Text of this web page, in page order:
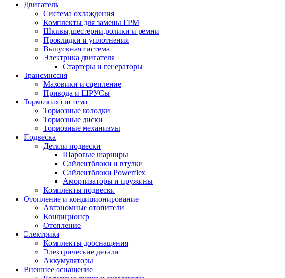
Двигатель
Система охлаждения
Комплекты для замены ГРМ
Шкивы,шестерни,ролики и ремни
Прокладки и уплотнения
Выпускная система
Электрика двигателя
Стартеры и генераторы
Трансмиссия
Маховики и сцепление
Привода и ШРУСы
Тормозная система
Тормозные колодки
Тормозные диски
Тормозные механизмы
Подвеска
Детали подвески
Шаровые шарниры
Сайлентблоки и втулки
Сайлентблоки Powerflex
Амортизаторы и пружины
Комплекты подвески
Отопление и кондиционирование
Автономные отопители
Кондиционер
Отопление
Электрика
Комплекты дооснащения
Электрические детали
Аккумуляторы
Внешнее оснащение